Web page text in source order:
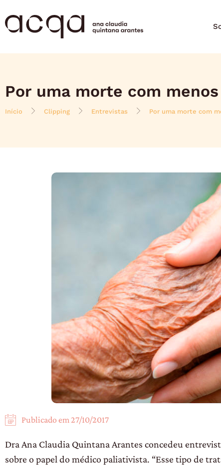
Por uma morte com
Início Clipping Entrevistas Por uma morte com
Publicado em 27/10/2017
Dra Ana Claudia Quintana Arantes concedeu
sobre o papel do médico paliativista. “Esse tipo de